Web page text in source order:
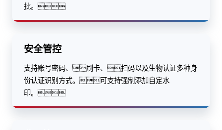
批。
安全管控
支持账号密码、刷卡、扫码以及生物认证多种身
份认证识别方式。可支持强制添加自定水
印。